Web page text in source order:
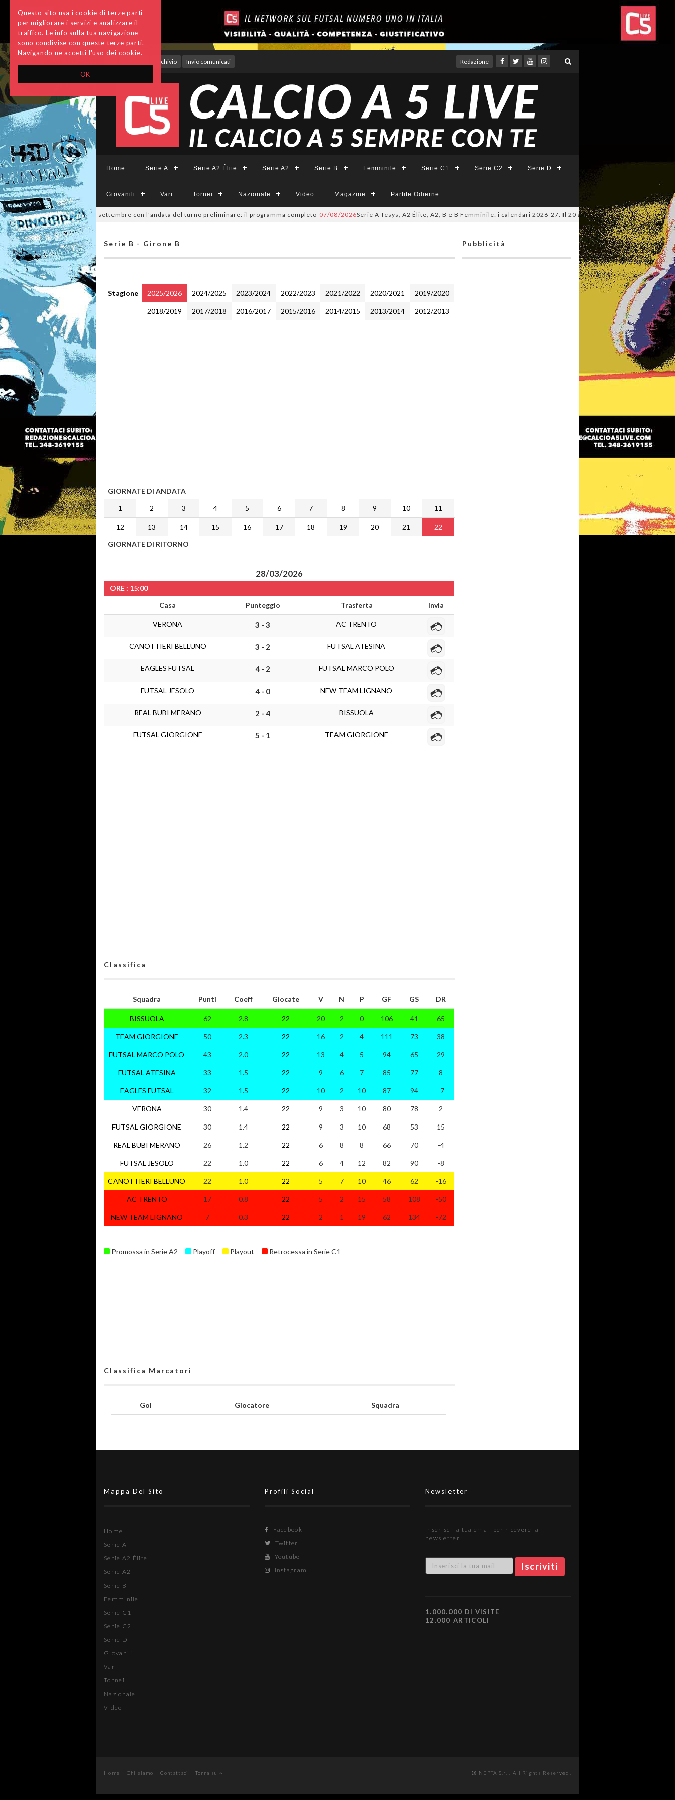
OK
Questo sito usa i cookie di terze parti
per migliorare i servizi e analizzare il
traffico. Le info sulla tua navigazione
sono condivise con queste terze parti.
Navigando ne accetti l'uso dei cookie.
Archivio Invio comunicati Redazione
Home Serie A Serie A2 Élite Serie A2 Serie B Femminile Serie C1 Serie C2 Serie D
Giovanili Vari Tornei Nazionale Video Magazine Partite Odierne
Divisione, si parte il 19 settembre con l'andata del turno preliminare: il programma completo 07/08/2026Serie A Tesys, A2 Élite, A2, B e B Femminile: i calendari 2026-27. Il 20 agosto la presentazione della Serie A
Serie B - Girone B
Stagione 2025/2026 2024/2025 2023/2024 2022/2023 2021/2022 2020/2021 2019/2020
2018/2019 2017/2018 2016/2017 2015/2016 2014/2015 2013/2014 2012/2013
GIORNATE DI ANDATA
1
2 3 4 5 6 7 8 9 10 11
12 13 14 15 16 17 18 19 20 21
22
GIORNATE DI RITORNO
28/03/2026
ORE : 15:00
Casa
Punteggio Trasferta Invia
VERONA 3 - 3 AC TRENTO
CANOTTIERI BELLUNO 3 - 2 FUTSAL ATESINA
EAGLES FUTSAL 4 - 2 FUTSAL MARCO POLO
FUTSAL JESOLO 4 - 0 NEW TEAM LIGNANO
REAL BUBI MERANO 2 - 4 BISSUOLA
FUTSAL GIORGIONE 5 - 1 TEAM GIORGIONE
Classifica
Squadra
BISSUOLA
TEAM GIORGIONE
FUTSAL MARCO POLO
FUTSAL ATESINA
EAGLES FUTSAL
VERONA
FUTSAL GIORGIONE
REAL BUBI MERANO
FUTSAL JESOLO
CANOTTIERI BELLUNO
AC TRENTO
NEW TEAM LIGNANO
Punti Coeff Giocate V N P GF GS DR
62 2.8 22 20 2 0 106 41 65
50 2.3 22 16 2 4 111 73 38
43 2.0 22 13 4 5 94 65 29
33 1.5 22 9 6 7 85 77 8
32 1.5 22 10 2 10 87 94 -7
30 1.4 22 9 3 10 80 78 2
30 1.4 22 9 3 10 68 53 15
26 1.2 22 6 8 8 66 70 -4
22 1.0 22 6 4 12 82 90 -8
22 1.0 22 5 7 10 46 62 -16
17 0.8 22 5 2 15 58 108 -50
7 0.3 22 2 1 19 62 134 -72
Promossa in Serie A2 Playoff Playout Retrocessa in Serie C1
Classifica Marcatori
Gol Giocatore Squadra
Pubblicità
Mappa Del Sito
Home
Serie A
Serie A2 Élite
Serie A2
Serie B
Femminile
Serie C1
Serie C2
Serie D
Giovanili
Vari
Tornei
Nazionale
Video
Profili Social
Facebook
Twitter
Youtube
Instagram
Newsletter
Inserisci la tua email per ricevere la
newsletter
1.000.000 DI VISITE
12.000 ARTICOLI
Home Chi siamo Contattaci Torna su NEPTA S.r.l. All Rights Reserved.